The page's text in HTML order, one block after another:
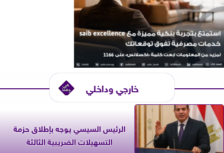
خارجي وداخلي
الرئيس السيسي يوجه بإطلاق حزمة
التسهيلات الضريبية الثالثة